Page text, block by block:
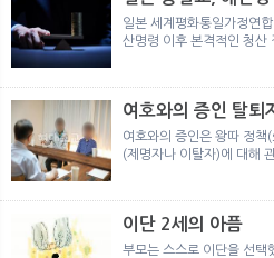
돌입
일본 세계평화통일가정연
산명령 이후 본격적인 청산
여호와의 증인 탈퇴
여호와의 증인은 왕따 정
(제명자나 이탈자)에 대해
이단 2세의 아픔
부모는 스스로 이단을 선택